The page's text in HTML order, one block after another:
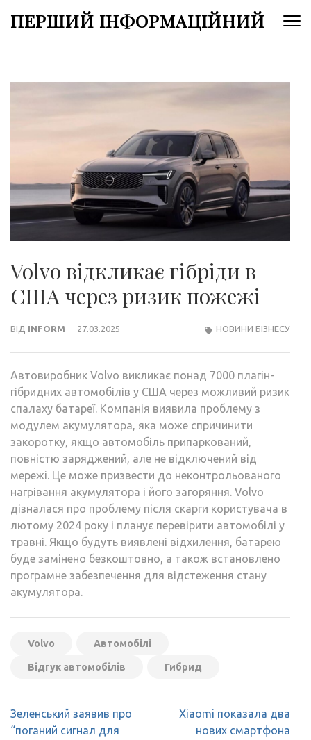
доПЕРШИЙ ІНФОРМАЦІЙНИЙ
Volvo відкликає гібріди в
США через ризик пожежі
ВІД INFORM 27.03.2025 НОВИНИ БІЗНЕСУ
Автовиробник Volvo викликає понад 7000 плагін-
гібридних автомобілів у США через можливий ризик
спалаху батареї. Компанія виявила проблему з
модулем акумулятора, яка може спричинити
закоротку, якщо автомобіль припаркований,
повністю заряджений, але не відключений від
мережі. Це може призвести до неконтрольованого
нагрівання акумулятора і його загоряння. Volvo
дізналася про проблему після скарги користувача в
лютому 2024 року і планує перевірити автомобілі у
травні. Якщо будуть виявлені відхилення, батарею
буде замінено безкоштовно, а також встановлено
програмне забезпечення для відстеження стану
акумулятора.
Volvo Автомобілі
Відгук автомобілів Гибрид
Навігація
записів
Зеленський заявив про
“поганий сигнал для
Xiaomi показала два
нових смартфона